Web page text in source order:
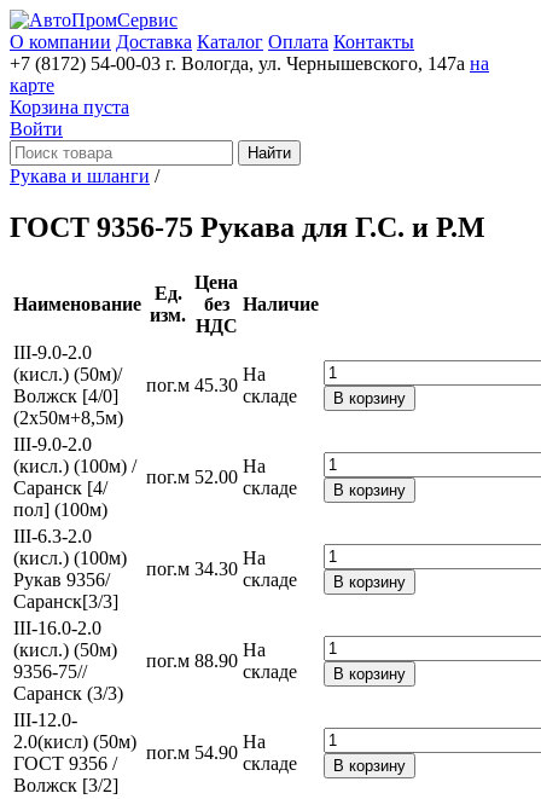
О компании Доставка Каталог Оплата Контакты
+7 (8172) 54-00-03 г. Вологда, ул. Чернышевского, 147а на
карте
Корзина пуста
Войти
Найти
Рукава и шланги /
ГОСТ 9356-75 Рукава для Г.С. и Р.М
Наименование
Ед.
изм.
Цена
без
НДС
Наличие
III-9.0-2.0
(кисл.) (50м)/
Волжск [4/0]
(2х50м+8,5м)
пог.м 45.30
На
складе
В корзину
III-9.0-2.0
(кисл.) (100м) /
Саранск [4/
пол] (100м)
пог.м 52.00
На
складе
В корзину
III-6.3-2.0
(кисл.) (100м)
Рукав 9356/
Саранск[3/3]
пог.м 34.30
На
складе
В корзину
III-16.0-2.0
(кисл.) (50м)
9356-75//
Саранск (3/3)
пог.м 88.90
На
складе
В корзину
III-12.0-
2.0(кисл) (50м)
ГОСТ 9356 /
Волжск [3/2]
пог.м 54.90
На
складе
В корзину